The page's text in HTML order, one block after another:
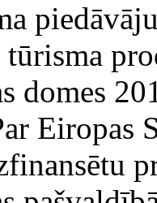
tūrisma
domes
Eiropas